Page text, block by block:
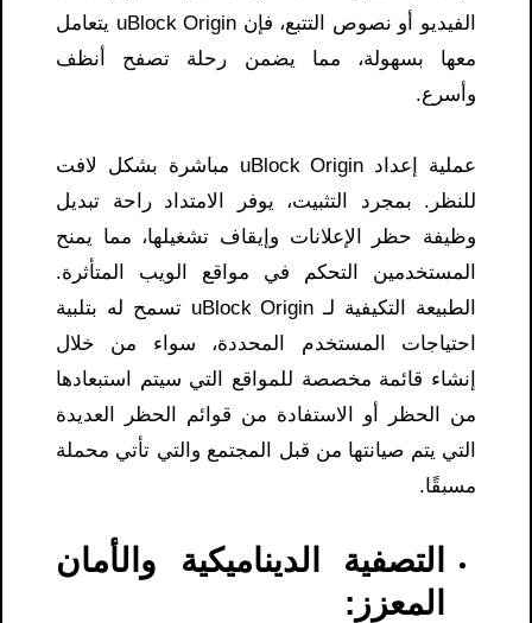
الفيديو أو نصوص التتبع، فإن uBlock Origin يتعامل
معها بسهولة، مما يضمن رحلة تصفح أنظف
وأسرع.
عملية إعداد uBlock Origin مباشرة بشكل لافت
للنظر. بمجرد التثبيت، يوفر الامتداد راحة تبديل
وظيفة حظر الإعلانات وإيقاف تشغيلها، مما يمنح
المستخدمين التحكم في مواقع الويب المتأثرة.
الطبيعة التكيفية لـ uBlock Origin تسمح له بتلبية
احتياجات المستخدم المحددة، سواء من خلال
إنشاء قائمة مخصصة للمواقع التي سيتم استبعادها
من الحظر أو الاستفادة من قوائم الحظر العديدة
التي يتم صيانتها من قبل المجتمع والتي تأتي محملة
مسبقًا.
التصفية الديناميكية والأمان
المعزز: